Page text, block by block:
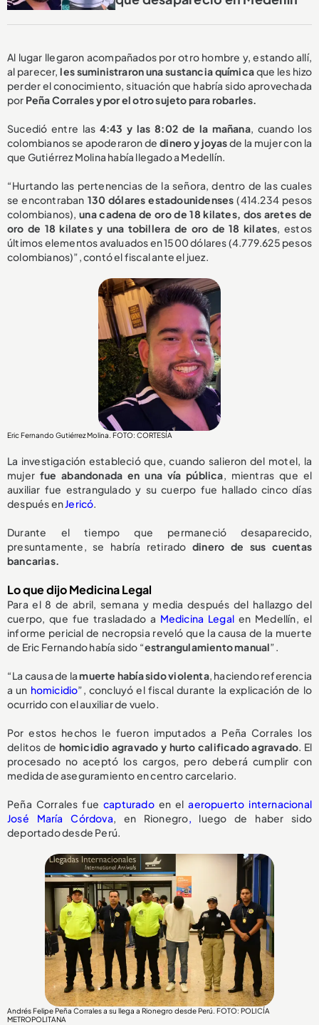
Al lugar llegaron acompañados por otro hombre y, estando allí,
al parecer,les suministraron una sustancia químicaque les hizo
perder el conocimiento, situación que habría sido aprovechada
por Peña Corrales y por el otro sujeto para robarles.
Sucedió entre las 4:43 y las 8:02 de la mañana, cuando los
colombianos se apoderaron dedinero y joyasde la mujer con la
que Gutiérrez Molina había llegado a Medellín.
“Hurtando las pertenencias de la señora, dentro de las cuales
se encontraban 130 dólares estadounidenses (414.234 pesos
colombianos),una cadena de oro de 18 kilates, dos aretes de
oro de 18 kilates y una tobillera de oro de 18 kilates, estos
últimos elementos avaluados en 1500 dólares (4.779.625 pesos
colombianos)”, contó el fiscal ante el juez.
Eric Fernando Gutiérrez Molina. FOTO: CORTESÍA
La investigación estableció que, cuando salieron del motel, la
mujer fue abandonada en una vía pública, mientras que el
auxiliar fue estrangulado y su cuerpo fue hallado cinco días
después enJericó.
Durante el tiempo que permaneció desaparecido,
presuntamente, se habría retirado dinero de sus cuentas
bancarias.
Lo que dijo Medicina Legal
Para el 8 de abril, semana y media después del hallazgo del
cuerpo, que fue trasladado a Medicina Legal en Medellín, el
informe pericial de necropsia reveló que la causa de la muerte
de Eric Fernando había sido “estrangulamiento manual”.
“La causa de lamuerte había sido violenta, haciendo referencia
a un homicidio”, concluyó el fiscal durante la explicación de lo
ocurrido con el auxiliar de vuelo.
Por estos hechos le fueron imputados a Peña Corrales los
delitos de homicidio agravado y hurto calificado agravado. El
procesado no aceptó los cargos, pero deberá cumplir con
medida de aseguramiento en centro carcelario.
Peña Corrales fue capturadoen elaeropuerto internacional
José María Córdova, en Rionegro, luego de haber sido
deportado desde Perú.
Andrés Felipe Peña Corrales a su llega a Rionegro desde Perú. FOTO: POLICÍA
METROPOLITANA